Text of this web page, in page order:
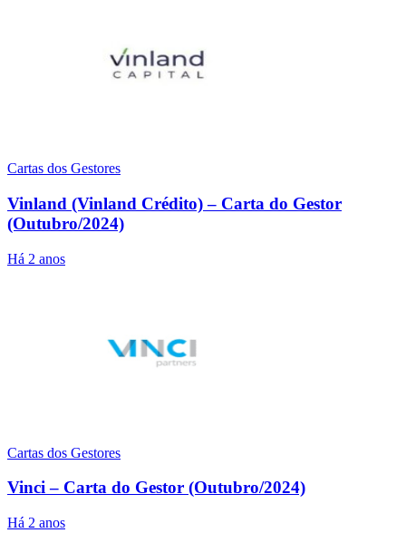
Cartas dos Gestores
Vinland (Vinland Crédito) – Carta do Gestor
(Outubro/2024)
Há 2 anos
Cartas dos Gestores
Vinci – Carta do Gestor (Outubro/2024)
Há 2 anos